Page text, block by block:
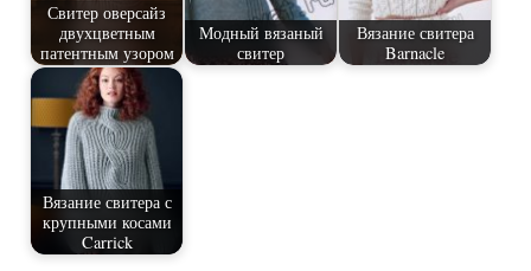
Свитер оверсайз
двухцветным
патентным узором
Модный вязаный
свитер
Вязание свитера
Barnacle
Вязание свитера с
крупными косами
Carrick